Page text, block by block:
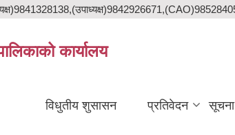
कार्यालय
विधुतीय शुसासन प्रतिवेदन